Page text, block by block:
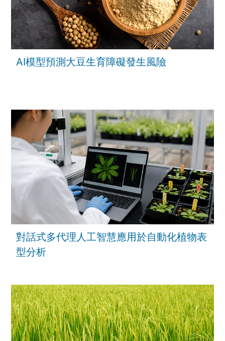
AI模型預測大豆生育障礙發生風險
對話式多代理人工智慧應用於自動化植物表
型分析